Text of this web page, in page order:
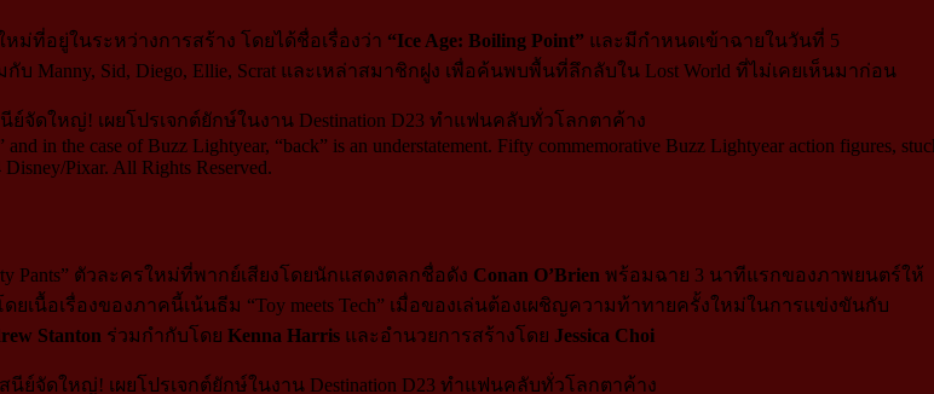
ม่ที่อยู่ในระหว่างการสร้าง โดยได้ชื่อเรื่องว่า “Ice Age: Boiling Point” และมีกำหนดเข้าฉายในวันที่ 5
Sid, Diego, Ellie, Scrat และเหล่าสมาชิกฝูง เพื่อค้นพบพื้นที่ลึกลับใน Lost World ที่ไม่เคยเห็นมาก่อน
in the case of Buzz Lightyear, “back” is an understatement. Fifty commemorative Buzz Lightyear action figures,
Pixar. All Rights Reserved.
Pants” ตัวละครใหม่ที่พากย์เสียงโดยนักแสดงตลกชื่อดัง Conan O’Brien พร้อมฉาย 3 นาทีแรกของภาพยนตร์ให้
นื้อเรื่องของภาคนี้เน้นธีม “Toy meets Tech” เมื่อของเล่นต้องเผชิญความท้าทายครั้งใหม่ในการแข่งขันกับ
Stanton ร่วมกำกับโดย Kenna Harris และอำนวยการสร้างโดย Jessica Choi